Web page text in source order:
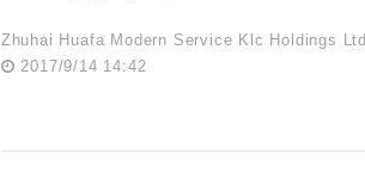
Zhuhai Huafa Modern Service Klc Holdings Ltd
2017/9/14 14:42